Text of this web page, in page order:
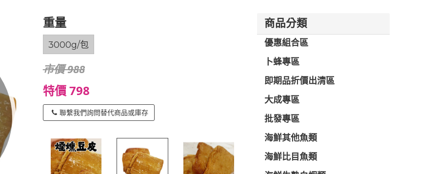
重量
3000g/包
市價 988
特價 798
聯繫我們詢問替代商品或庫存
商品分類
優惠組合區
卜蜂專區
即期品折價出清區
大成專區
批發專區
海鮮其他魚類
海鮮比目魚類